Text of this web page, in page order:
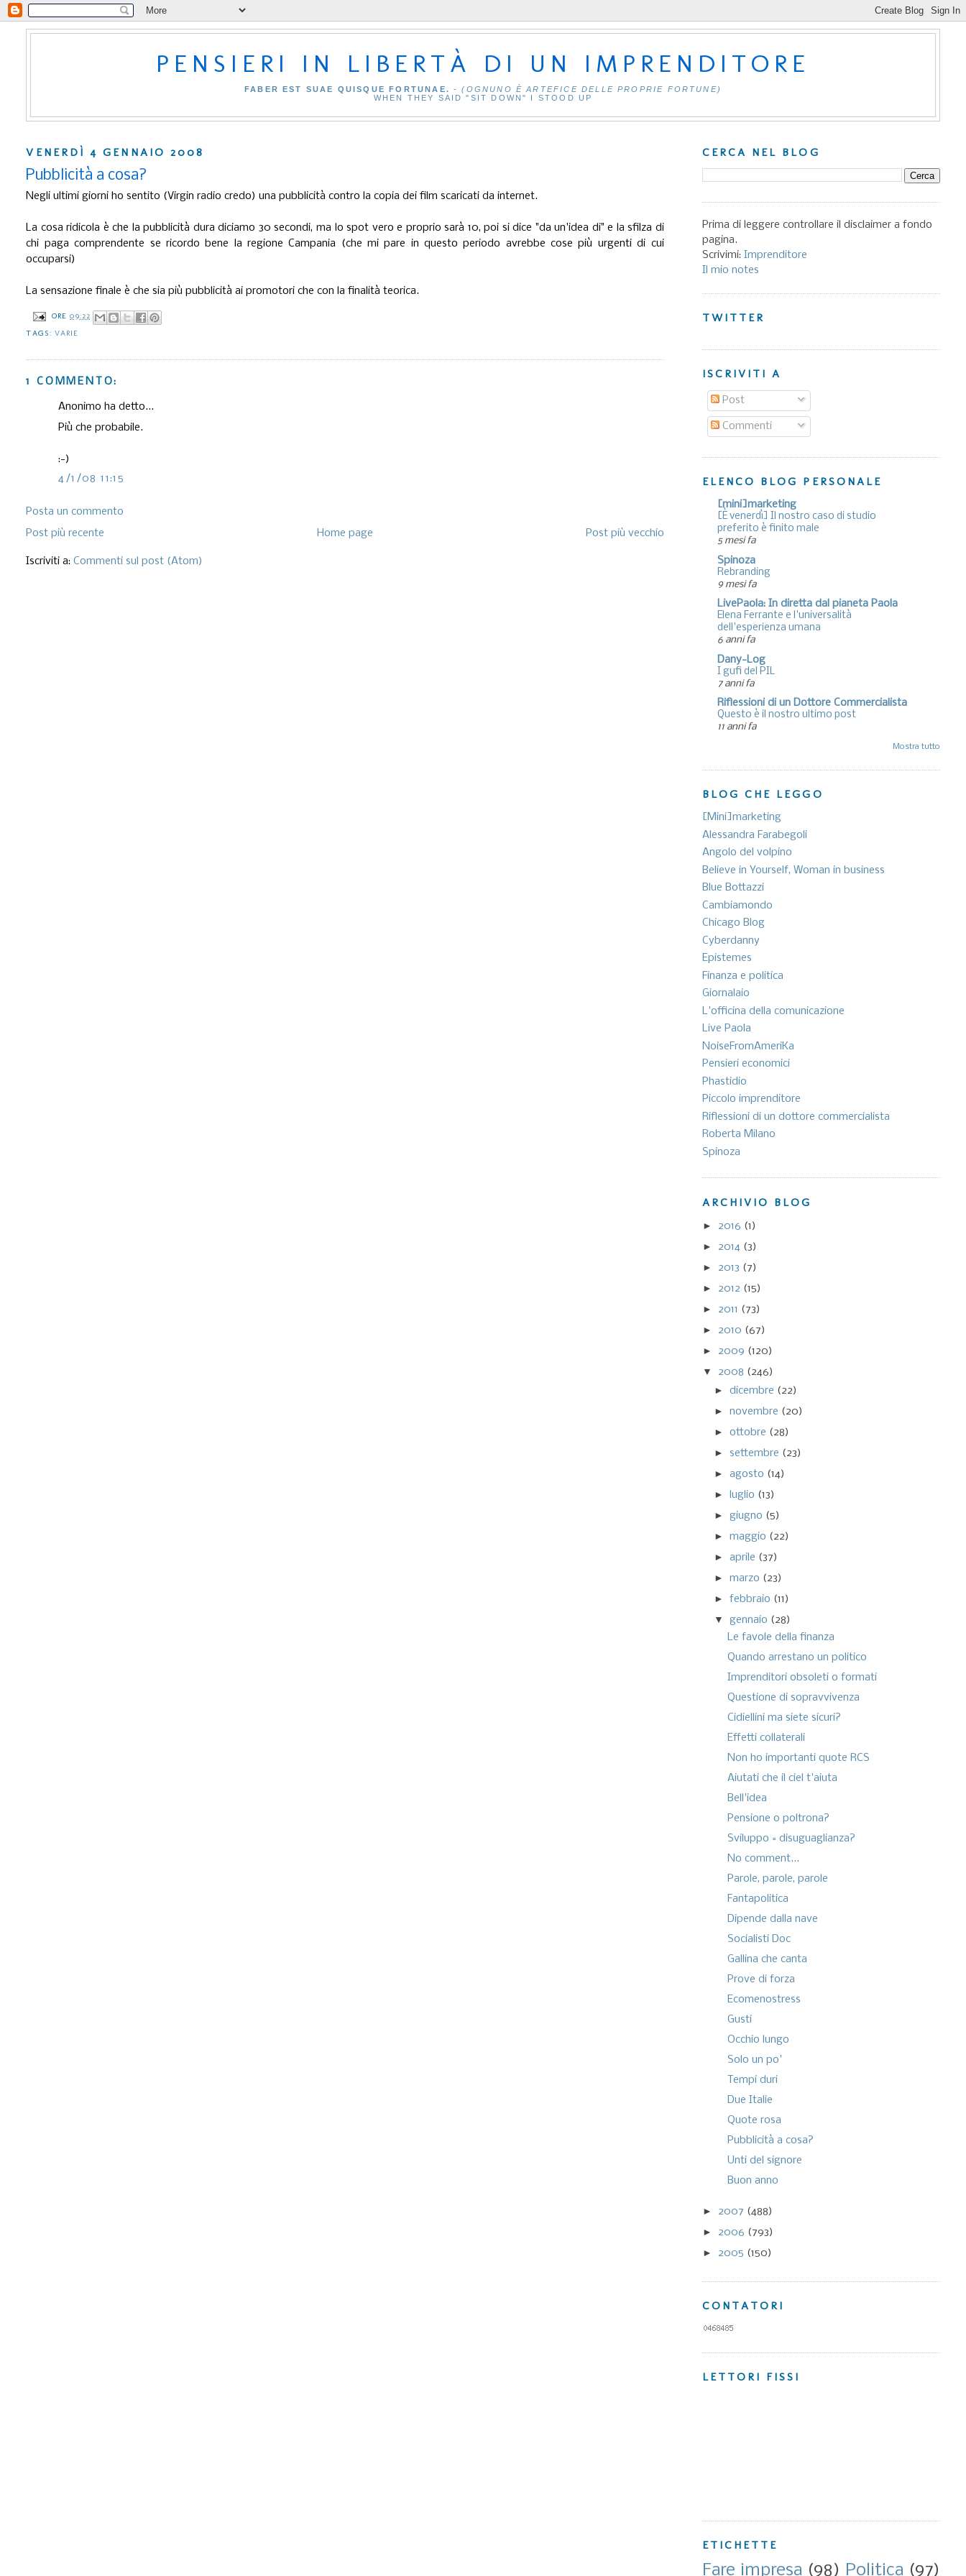
PENSIERI IN LIBERTÀ DI UN IMPRENDITORE
FABER EST SUAE QUISQUE FORTUNAE. -(OGNUNO È ARTEFICE DELLE PROPRIE FORTUNE)
WHEN THEY SAID "SIT DOWN" I STOOD UP
VENERDÌ 4 GENNAIO 2008
Pubblicità a cosa?
Negli ultimi giorni ho sentito (Virgin radio credo) una pubblicità contro la copia dei film scaricati da internet.
La cosa ridicola è che la pubblicità dura diciamo 30 secondi, ma lo spot vero e proprio sarà 10, poi si dice "da un'idea di" e la sfilza di
chi paga comprendente se ricordo bene la regione Campania (che mi pare in questo periodo avrebbe cose più urgenti di cui
occuparsi)
La sensazione finale è che sia più pubblicità ai promotori che con la finalità teorica.
ORE09:22
TAGS:VARIE
1 COMMENTO:
Anonimo ha detto...
Più che probabile.
:-)
4/1/08 11:15
Posta un commento
Post più recente
Post più vecchio
Home page
Iscriviti a:Commenti sul post (Atom)
CERCA NEL BLOG
Prima di leggere controllare il disclaimer a fondo
pagina.
Scrivimi: Imprenditore
Il mio notes
TWITTER
ISCRIVITI A
Post
Commenti
ELENCO BLOG PERSONALE
[mini]marketing
[È venerdì] Il nostro caso di studio
preferito è finito male
5 mesi fa
Spinoza
Rebranding
9 mesi fa
LivePaola: In diretta dal pianeta Paola
Elena Ferrante e l'universalità
dell'esperienza umana
6 anni fa
Dany-Log
I gufi del PIL
7 anni fa
Riflessioni di un Dottore Commercialista
Questo è il nostro ultimo post
11 anni fa
Mostra tutto
BLOG CHE LEGGO
[Mini]marketing
Alessandra Farabegoli
Angolo del volpino
Believe in Yourself, Woman in business
Blue Bottazzi
Cambiamondo
Chicago Blog
Cyberdanny
Epistemes
Finanza e politica
Giornalaio
L'officina della comunicazione
Live Paola
NoiseFromAmeriKa
Pensieri economici
Phastidio
Piccolo imprenditore
Riflessioni di un dottore commercialista
Roberta Milano
Spinoza
ARCHIVIO BLOG
► 2016 (1)
► 2014 (3)
► 2013 (7)
► 2012 (15)
► 2011 (73)
► 2010 (67)
► 2009 (120)
▼ 2008 (246)
►dicembre (22)
►novembre (20)
►ottobre (28)
► settembre (23)
►agosto (14)
►luglio (13)
►giugno (5)
►maggio (22)
►aprile (37)
►marzo (23)
►febbraio (11)
▼gennaio (28)
Le favole della finanza
Quando arrestano un politico
Imprenditori obsoleti o formati
Questione di sopravvivenza
Cidiellini ma siete sicuri?
Effetti collaterali
Non ho importanti quote RCS
Aiutati che il ciel t'aiuta
Bell'idea
Pensione o poltrona?
Sviluppo = disuguaglianza?
No comment...
Parole, parole, parole
Fantapolitica
Dipende dalla nave
Socialisti Doc
Gallina che canta
Prove di forza
Ecomenostress
Gusti
Occhio lungo
Solo un po'
Tempi duri
Due Italie
Quote rosa
Pubblicità a cosa?
Unti del signore
Buon anno
► 2007 (488)
► 2006 (793)
► 2005 (150)
CONTATORI
LETTORI FISSI
ETICHETTE
Fare impresa (98) Politica (97)